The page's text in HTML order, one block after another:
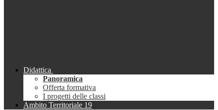
Didattica
Panoramica
Offerta formativa
I progetti delle classi
Ambito Territoriale 19